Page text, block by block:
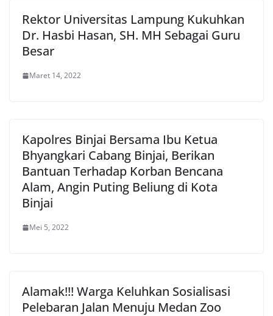
Rektor Universitas Lampung Kukuhkan
Dr. Hasbi Hasan, SH. MH Sebagai Guru
Besar
Maret 14, 2022
Kapolres Binjai Bersama Ibu Ketua
Bhyangkari Cabang Binjai, Berikan
Bantuan Terhadap Korban Bencana
Alam, Angin Puting Beliung di Kota
Binjai
Mei 5, 2022
Alamak!!! Warga Keluhkan Sosialisasi
Pelebaran Jalan Menuju Medan Zoo